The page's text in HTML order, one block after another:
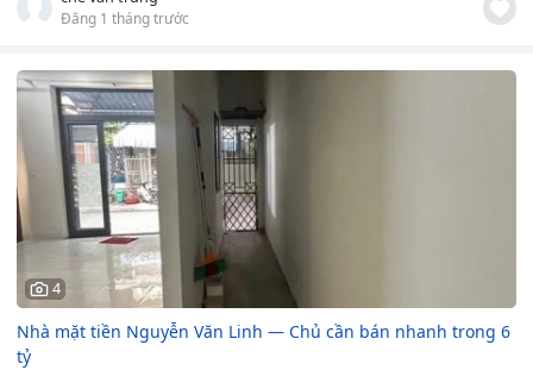
Đăng 1 tháng trước
4
Nhà mặt tiền Nguyễn Văn Linh — Chủ cần bán nhanh trong 6
tỷ